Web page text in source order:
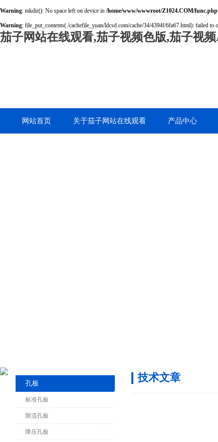
Warning: mkdir(): No space left on device in /home/www/wwwroot/Z1024.COM/func.php
Warning: file_put_contents(./cachefile_yuan/ldcsd.com/cache/34/4394f/6fa67.html): failed
茄子网站在线观看,茄子视频色版,茄子视
网站首页 关于茄子网站在线观看 产品中心
孔板
标准孔板
限流孔板
降压孔板
技术文章